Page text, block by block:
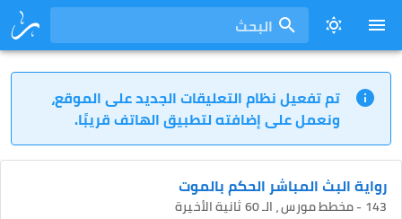
البحث
تم تفعيل نظام التعليقات الجديد على الموقع،
ونعمل على إضافته لتطبيق الهاتف قريبًا.
رواية البث المباشر الحكم بالموت
143 - مخطط مورس ، الـ 60 ثانية الأخيرة